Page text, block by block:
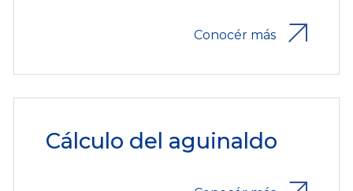
Conocér más
Cálculo del aguinaldo